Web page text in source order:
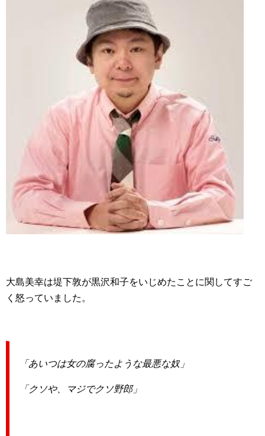
大島美幸は堤下敦が黒沢和子をいじめたことに関してすご
く怒っていました。
「あいつは女の腐ったような最悪な奴」
「クソや、マジでクソ野郎」